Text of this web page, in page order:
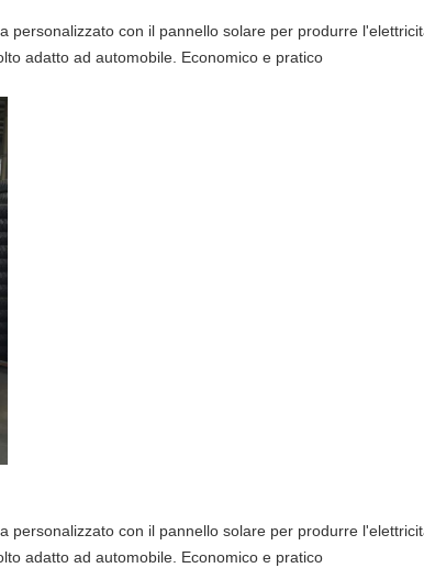
personalizzato con il pannello solare per produrre
adatto ad automobile. Economico e pratico
personalizzato con il pannello solare per produrre
adatto ad automobile. Economico e pratico